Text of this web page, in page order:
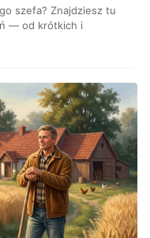
szefa? Znajdziesz tu
— od krótkich i